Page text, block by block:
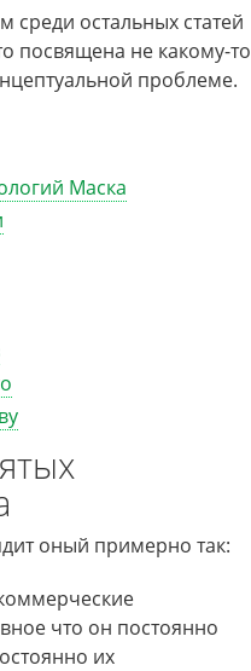
среди остальных статей
посвящена не какому-то
проблеме.
Маска
оный примерно так:
что он постоянно
их